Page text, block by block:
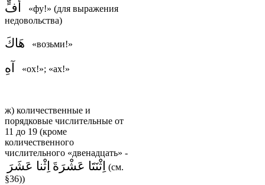
أُفٍّ
«фу!» (для выражения
недовольства)
هَاكَ «возьми!»
آهِ «ох!»; «ах!»
ж) количественные и
порядковые числительные от
11 до 19 (кроме
количественного
числительного «двенадцать» -
اِثْنا عَشَرَ اِثْنَتَا عَشْرَةَ (см.
§36))